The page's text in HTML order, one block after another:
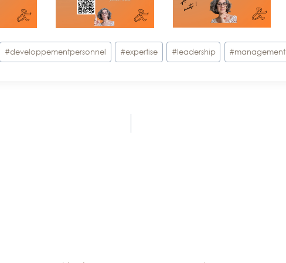
#developpementpersonnel #expertise #leadership #management